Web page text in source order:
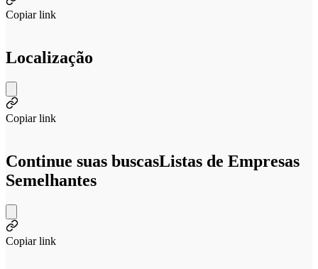
Copiar link
Localização
Copiar link
Continue suas buscasListas de Empresas
Semelhantes
Copiar link